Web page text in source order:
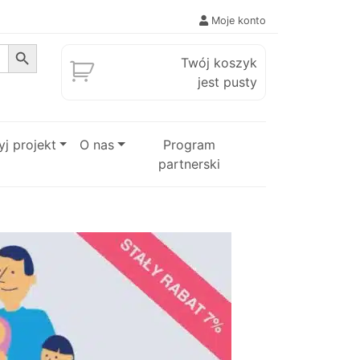
Moje konto
Search Button
Twój koszyk
jest pusty
projekt O nas
Program
partnerski